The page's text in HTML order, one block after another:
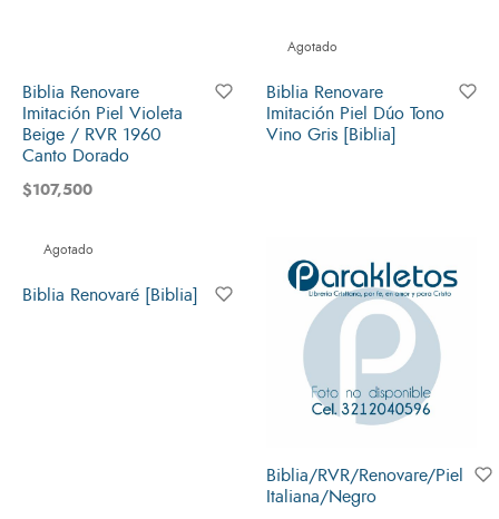
Biblia Renovare
Imitación Piel Violeta
Beige / RVR 1960
Canto Dorado
$107,500
Agotado
Biblia Renovare
Imitación Piel Dúo Tono
Vino Gris [Biblia]
Agotado
Biblia Renovaré [Biblia]
Biblia/RVR/Renovare/Piel
Italiana/Negro